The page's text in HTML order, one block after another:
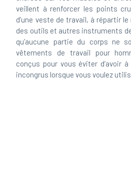
d’une veste de travail, à répartir
des outils et autres instruments
qu’aucune partie du corps ne
vêtements de travail pour
conçus pour vous éviter d’avoir
incongrus lorsque vous voulez